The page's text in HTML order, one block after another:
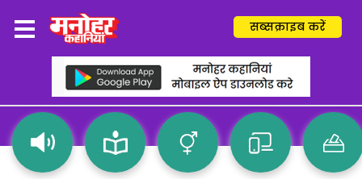
सब्सक्राइब करें